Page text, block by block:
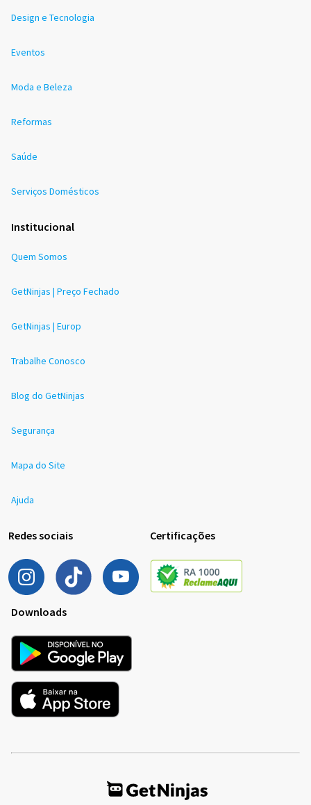
Design e Tecnologia
Eventos
Moda e Beleza
Reformas
Saúde
Serviços Domésticos
Institucional
Quem Somos
GetNinjas | Preço Fechado
GetNinjas | Europ
Trabalhe Conosco
Blog do GetNinjas
Segurança
Mapa do Site
Ajuda
Redes sociais Certificações
Downloads